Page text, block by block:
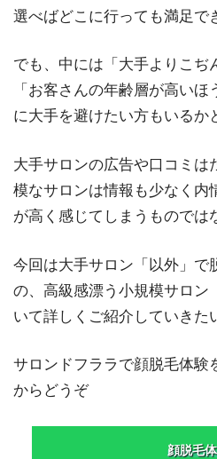
選べばどこに行っても満足で
でも、中には「大手よりこぢ
「お客さんの年齢層が高い
に大手を避けたい方もいるか
大手サロンの広告や口コミは
模なサロンは情報も少なく内
が高く感じてしまうものでは
今回は大手サロン「以外」で
の、高級感漂う小規模サロン
いて詳しくご紹介していきた
サロンドフララで顔脱毛体験
からどうぞ
顔脱毛